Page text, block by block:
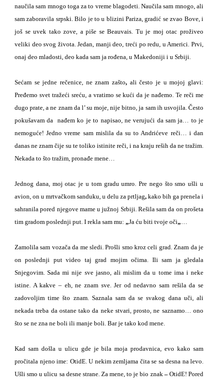
naučila sam mnogo toga za to vreme blagodeti. Naučila sam mnogo, ali
sam zaboravila srpski. Bilo je to u blizini Pariza, gradić se zvao Bove, i
još se uvek tako zove, a piše se Beauvais. Tu je moj otac proživeo
veliki deo svog života. Jedan, manji deo, treći po redu, u Americi. Prvi,
onaj deo mladosti, deo kada sam ja rođena, u Makedoniji i u Srbiji.
Sećam se jedne rečenice, ne znam zašto, ali često je u mojoj glavi:
Pređemo svet tražeći sreću, a vratimo se kući da je nađemo. Te reči me
dugo prate, a ne znam da l’ su moje,nije bitno, ja sam ih usvojila. Često
pokušavam da
nađem ko je to napisao, ne verujući da sam ja… to je
nemoguće! Jedno vreme sam mislila da su to Andrićeve reči… i dan
danas ne znam čije su te toliko istinite reči, i na kraju reših da ne tražim.
Nekada to što tražim, pronađe mene…
Jednog dana, moj otac je u tom gradu umro . Pre nego što smo ušli u
avion, on u mrtvačkom sanduku, u delu za prtljag, kako bih ga prenela i
sahranila pored njegove mame u južnoj Srbiji. Rešila sam da on prošeta
tim gradom poslednji put. I rekla sam mu: „Ja ću biti tvoje oči„
Zamolila sam vozača da me sledi. Prošli smo kroz celi grad. Znam da je
on poslednji put video taj grad mojim očima. Ili sam ja gledala
Snjegovim. Sada mi nije sve jasno, ali mislim da u tome ima i neke
istine. A kakve – eh, ne znam sve. Jer od nedavno sam rešila da se
zadovoljimtime što znam. Saznala sam da se svakog dana uči, ali
nekada treba da ostane tako da neke stvari, prosto, ne saznamo… ono
što se ne zna ne boli ili manje boli. Bar je tako kod mene.
Kad sam došla u ulicu gde je bila moja prodavnica, evo kako sam
pročitala njeno ime: OtidE. U nekim zemljama čita se sa desna na levo.
Ušli smo u ulicu sa desne strane. Za mene, to je bio znak –OtidE! Pored